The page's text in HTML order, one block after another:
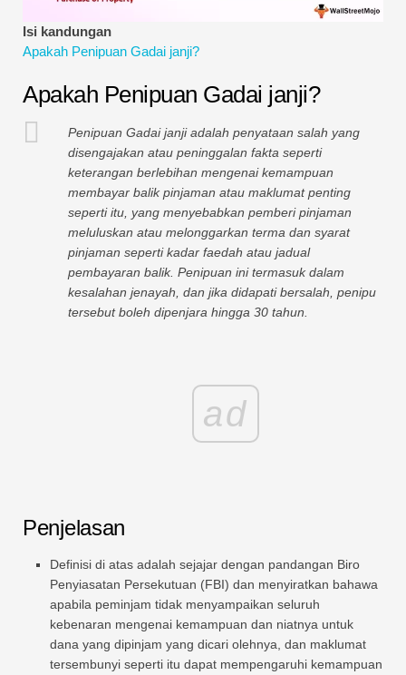
Bentuk penuh
Tutorial Pengurusan Risiko
Isi kandungan
Apakah Penipuan Gadai janji?
Apakah Penipuan Gadai janji?
Penipuan Gadai janji adalah penyataan salah yang
disengajakan atau peninggalan fakta seperti
keterangan berlebihan mengenai kemampuan
membayar balik pinjaman atau maklumat penting
seperti itu, yang menyebabkan pemberi pinjaman
meluluskan atau melonggarkan terma dan syarat
pinjaman seperti kadar faedah atau jadual
pembayaran balik. Penipuan ini termasuk dalam
kesalahan jenayah, dan jika didapati bersalah, penipu
tersebut boleh dipenjara hingga 30 tahun.
ad
Penjelasan
Definisi di atas adalah sejajar dengan pandangan Biro
Penyiasatan Persekutuan (FBI) dan menyiratkan bahawa
apabila peminjam tidak menyampaikan seluruh
kebenaran mengenai kemampuan dan niatnya untuk
dana yang dipinjam yang dicari olehnya, dan maklumat
tersembunyi seperti itu dapat mempengaruhi kemampuan